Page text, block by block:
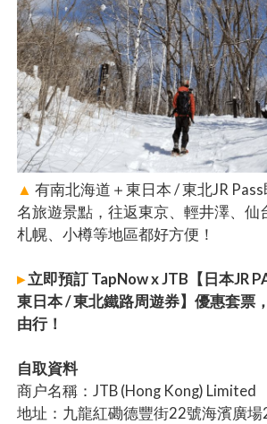
▲ 有南北海道＋東日本 / 東北JR
名旅遊景點，往返東京、輕井澤、仙
札幌、小樽等地區都好方便！
▸立即預訂 TapNow x JTB【日本JR
東日本 / 東北鐵路周遊券】優惠套票
由行！
自取資料
商户名稱：JTB (Hong Kong) Limited
地址：九龍紅磡德豐街22號海濱廣